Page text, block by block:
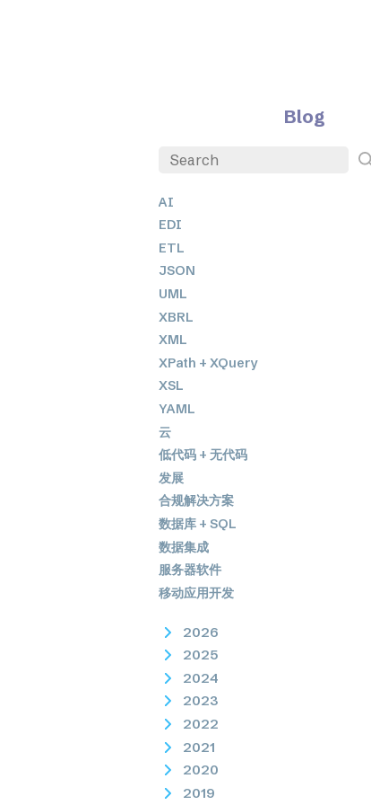
Blog
AI
EDI
ETL
JSON
UML
XBRL
XML
XPath + XQuery
XSL
YAML
云
低代码 + 无代码
发展
合规解决方案
数据库 + SQL
数据集成
服务器软件
移动应用开发
2026
2025
2024
2023
2022
2021
2020
2019